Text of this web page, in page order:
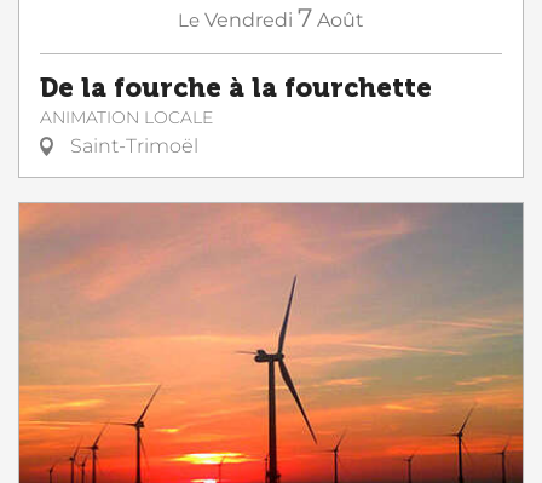
Le Vendredi 7 Août
De la fourche à la fourchette
ANIMATION LOCALE
Saint-Trimoël